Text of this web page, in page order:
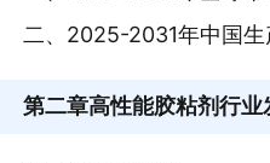
二、2025-2031年中国
第二章高性能胶粘剂行业